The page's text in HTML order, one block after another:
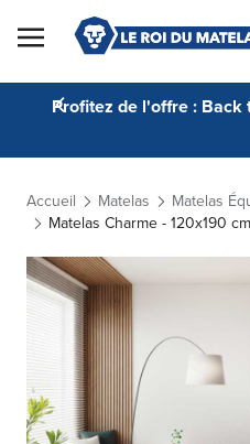
Skip to Content
Profitez de l'offre : Back
Accueil Matelas
Matelas
Matelas Charme - 120x190 cm